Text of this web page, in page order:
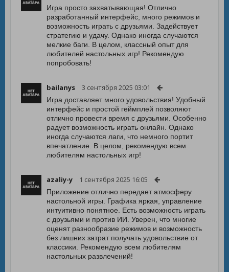
Игра просто захватывающая! Отлично
разработанный интерфейс, много режимов и
возможность играть с друзьями. Задействует
стратегию и удачу. Однако иногда случаются
мелкие баги. В целом, классный опыт для
любителей настольных игр! Рекомендую
попробовать!
bailanys 3 сентября 2025 03:01
Игра доставляет много удовольствия! Удобный
интерфейс и простой геймплей позволяют
отлично провести время с друзьями. Особенно
радует возможность играть онлайн. Однако
иногда случаются лаги, что немного портит
впечатление. В целом, рекомендую всем
любителям настольных игр!
azaliy-y 1 сентября 2025 16:05
Приложение отлично передает атмосферу
настольной игры. Графика яркая, управление
интуитивно понятное. Есть возможность играть
с друзьями и против ИИ. Уверен, что многие
оценят разнообразие режимов и возможность
без лишних затрат получать удовольствие от
классики. Рекомендую всем любителям
настольных развлечений!